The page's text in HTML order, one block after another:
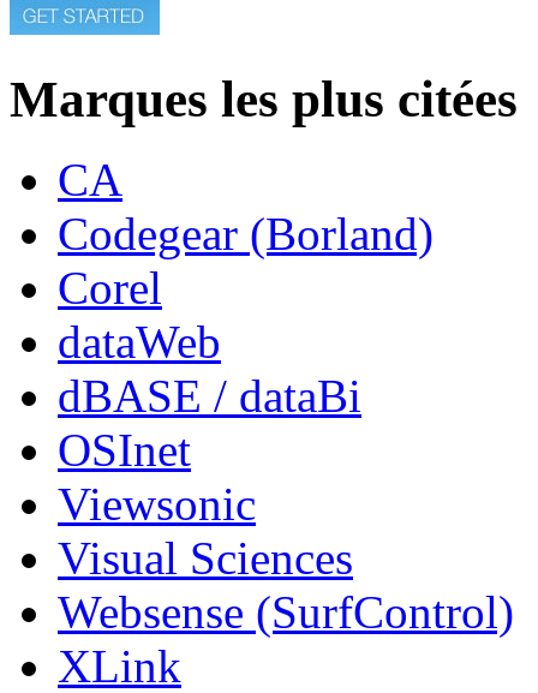
Marques les plus citées
CA
Codegear (Borland)
Corel
dataWeb
dBASE / dataBi
OSInet
Viewsonic
Visual Sciences
Websense (SurfControl)
XLink